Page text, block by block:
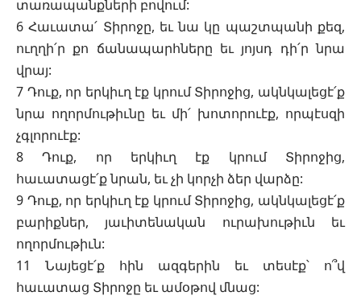
տառապանքների բովում:
6 Հաւատա՛ Տիրոջը, եւ նա կը պաշտպանի քեզ,
ուղղի՛ր քո ճանապարհները եւ յոյսդ դի՛ր նրա
վրայ:
7 Դուք, որ երկիւղ էք կրում Տիրոջից, ակնկալեցէ՛ք
նրա ողորմութիւնը եւ մի՛ խոտորուէք, որպէսզի
չգլորուէք:
8 Դուք, որ երկիւղ էք կրում Տիրոջից,
հաւատացէ՛ք նրան, եւ չի կորչի ձեր վարձը:
9 Դուք, որ երկիւղ էք կրում Տիրոջից, ակնկալեցէ՛ք
բարիքներ, յաւիտենական ուրախութիւն եւ
ողորմութիւն:
11 Նայեցէ՛ք հին ազգերին եւ տեսէք՝ ո՞վ
հաւատաց Տիրոջը եւ ամօթով մնաց: